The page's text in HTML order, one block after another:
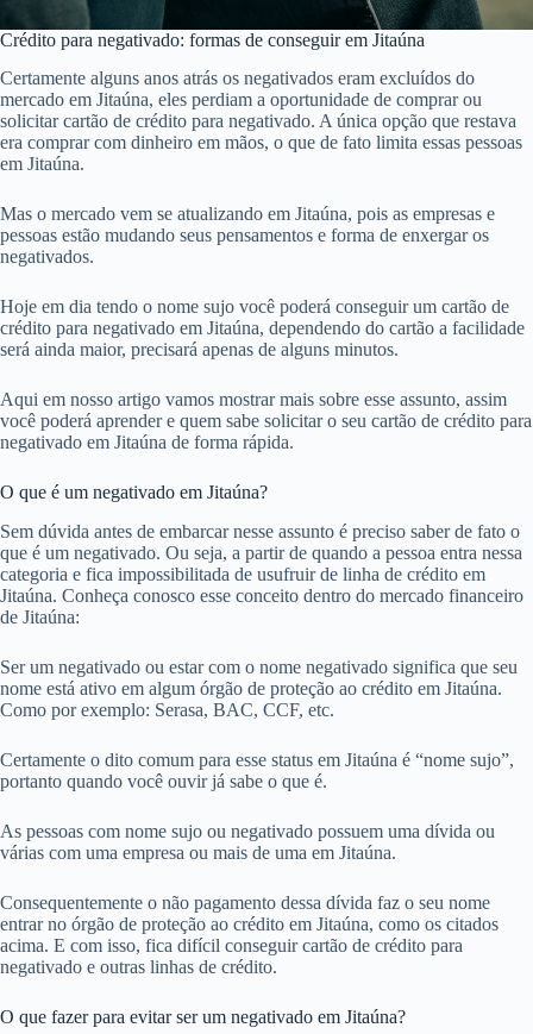
Crédito para negativado: formas de conseguir em Jitaúna
Certamente alguns anos atrás os negativados eram excluídos do
mercado em Jitaúna, eles perdiam a oportunidade de comprar ou
solicitar cartão de crédito para negativado. A única opção que restava
era comprar com dinheiro em mãos, o que de fato limita essas pessoas
em Jitaúna.
Mas o mercado vem se atualizando em Jitaúna, pois as empresas e
pessoas estão mudando seus pensamentos e forma de enxergar os
negativados.
Hoje em dia tendo o nome sujo você poderá conseguir um cartão de
crédito para negativado em Jitaúna, dependendo do cartão a facilidade
será ainda maior, precisará apenas de alguns minutos.
Aqui em nosso artigo vamos mostrar mais sobre esse assunto, assim
você poderá aprender e quem sabe solicitar o seu cartão de crédito para
negativado em Jitaúna de forma rápida.
O que é um negativado em Jitaúna?
Sem dúvida antes de embarcar nesse assunto é preciso saber de fato o
que é um negativado. Ou seja, a partir de quando a pessoa entra nessa
categoria e fica impossibilitada de usufruir de linha de crédito em
Jitaúna. Conheça conosco esse conceito dentro do mercado financeiro
de Jitaúna:
Ser um negativado ou estar com o nome negativado significa que seu
nome está ativo em algum órgão de proteção ao crédito em Jitaúna.
Como por exemplo: Serasa, BAC, CCF, etc.
Certamente o dito comum para esse status em Jitaúna é “nome sujo”,
portanto quando você ouvir já sabe o que é.
As pessoas com nome sujo ou negativado possuem uma dívida ou
várias com uma empresa ou mais de uma em Jitaúna.
Consequentemente o não pagamento dessa dívida faz o seu nome
entrar no órgão de proteção ao crédito em Jitaúna, como os citados
acima. E com isso, fica difícil conseguir cartão de crédito para
negativado e outras linhas de crédito.
O que fazer para evitar ser um negativado em Jitaúna?